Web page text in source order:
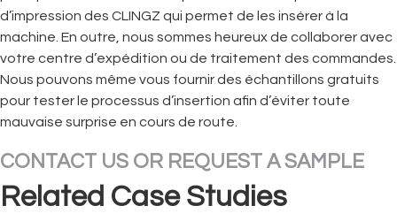
d’impression des CLINGZ qui permet de les insérer à la
machine. En outre, nous sommes heureux de collaborer avec
votre centre d’expédition ou de traitement des commandes.
Nous pouvons même vous fournir des échantillons gratuits
pour tester le processus d’insertion afin d’éviter toute
mauvaise surprise en cours de route.
CONTACT US OR REQUEST A SAMPLE
Related Case Studies